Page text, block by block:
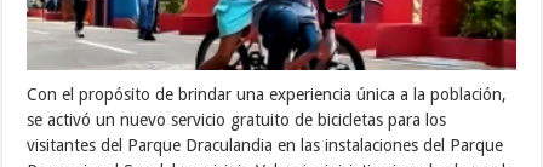
Con el propósito de brindar una experiencia única a la población,
se activó un nuevo servicio gratuito de bicicletas para los
visitantes del Parque Draculandia en las instalaciones del Parque